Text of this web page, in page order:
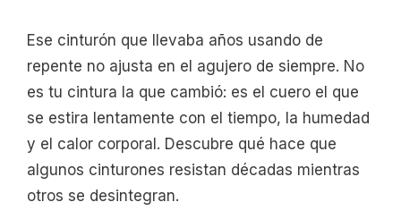
Ese cinturón que llevaba años usando de
repente no ajusta en el agujero de siempre. No
es tu cintura la que cambió: es el cuero el que
se estira lentamente con el tiempo, la humedad
y el calor corporal. Descubre qué hace que
algunos cinturones resistan décadas mientras
otros se desintegran.